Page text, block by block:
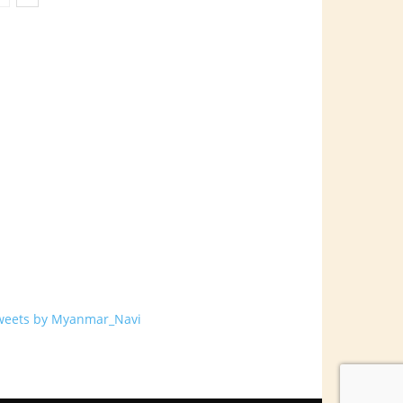
by Myanmar_Navi